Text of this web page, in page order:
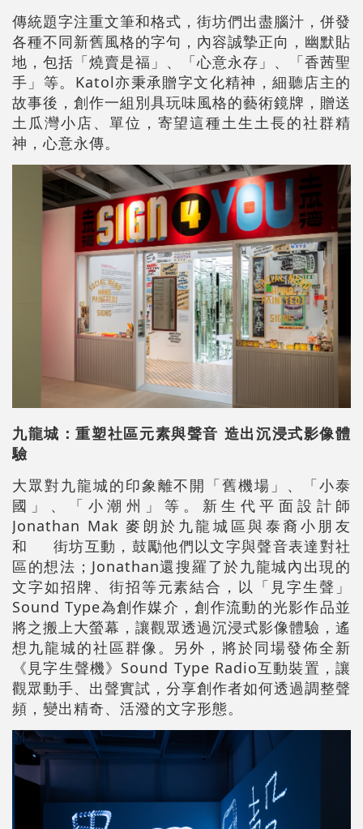
傳統題字注重文筆和格式，街坊們出盡腦汁，併發
各種不同新舊風格的字句，內容誠摯正向，幽默貼
地，包括「燒賣是福」、「心意永存」、「香茜聖
手」等。Katol亦秉承贈字文化精神，細聽店主的
故事後，創作一組別具玩味風格的藝術鏡牌，贈送
土瓜灣小店、單位，寄望這種土生土長的社群精
神，心意永傳。
九龍城 ：重塑社區元素與聲音 造出沉浸式影像體
驗
大眾對九龍城的印象離不開「舊機場」、「小泰
國」、「小潮州」等。新生代平面設計師
Jonathan Mak 麥朗於九龍城區與泰裔小朋友
和 街坊互動，鼓勵他們以文字與聲音表達對社
區的想法；Jonathan還搜羅了於九龍城內出現的
文字如招牌、街招等元素結合，以「見字生聲」
Sound Type為創作媒介，創作流動的光影作品並
將之搬上大螢幕，讓觀眾透過沉浸式影像體驗，遙
想九龍城的社區群像。另外，將於同場發佈全新
《見字生聲機》Sound Type Radio互動裝置，讓
觀眾動手、出聲實試，分享創作者如何透過調整聲
頻，變出精奇、活潑的文字形態。